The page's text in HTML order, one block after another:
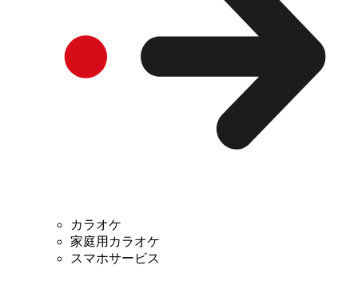
カラオケ
家庭用カラオケ
スマホサービス